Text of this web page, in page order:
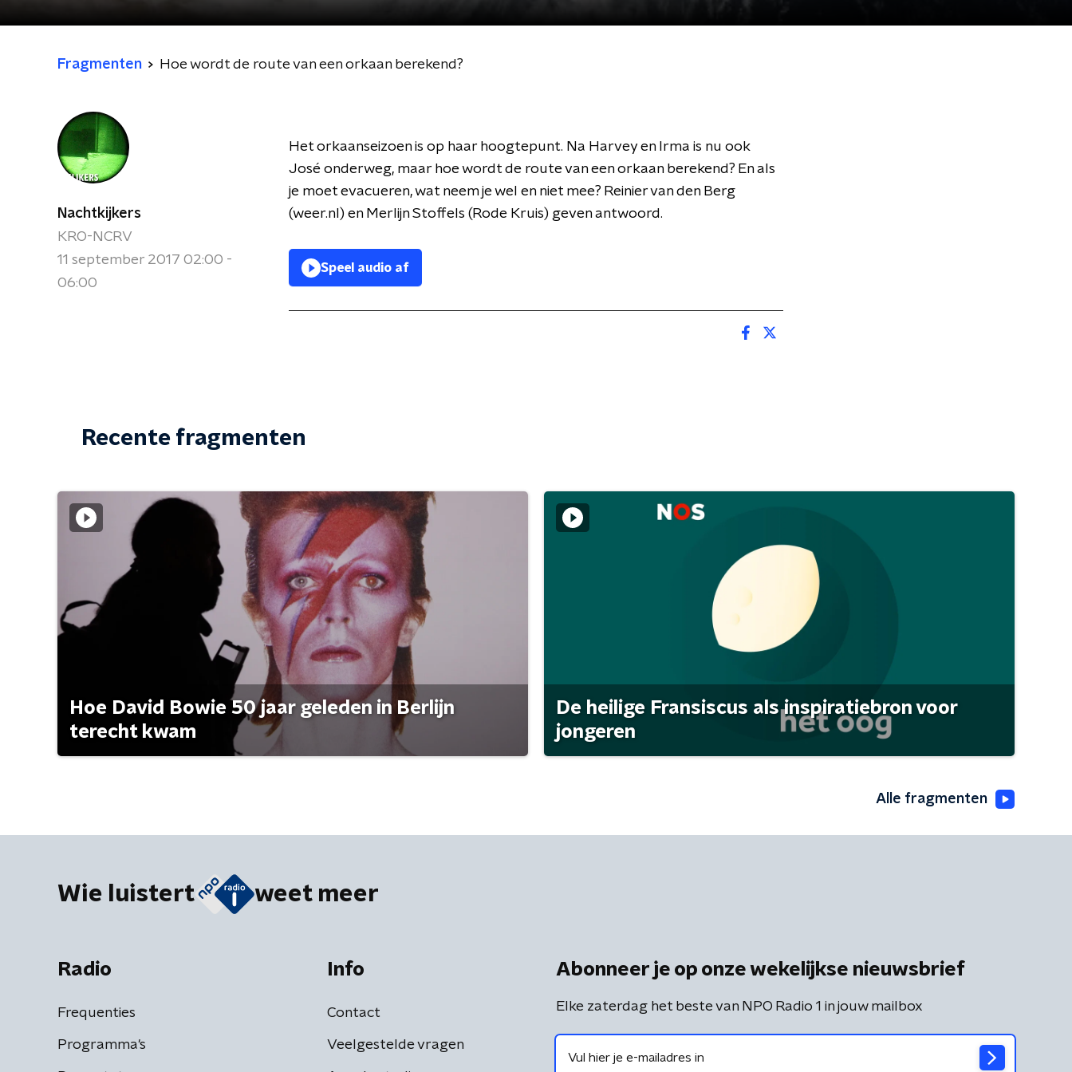
Fragmenten Hoe wordt de route van een orkaan berekend?
Nachtkijkers
KRO-NCRV
11 september 2017 02:00 -
06:00
Het orkaanseizoen is op haar hoogtepunt. Na Harvey en Irma is nu ook
José onderweg, maar hoe wordt de route van een orkaan berekend? En als
je moet evacueren, wat neem je wel en niet mee? Reinier van den Berg
(weer.nl) en Merlijn Stoffels (Rode Kruis) geven antwoord.
Speel audio af
Recente fragmenten
Hoe David Bowie 50 jaar geleden in Berlijn
terecht kwam
De heilige Fransiscus als inspiratiebron voor
jongeren
Alle fragmenten
Wie luistert weet meer
Radio
Frequenties
Programma's
Info
Contact
Veelgestelde vragen
Abonneer je op onze wekelijkse nieuwsbrief
Elke zaterdag het beste van NPO Radio 1 in jouw mailbox